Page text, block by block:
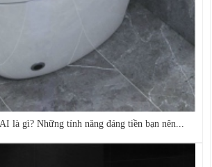
là gì? Những tính năng đáng tiền bạn nên...